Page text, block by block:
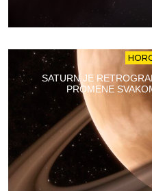
SATURN JE
PROMENE